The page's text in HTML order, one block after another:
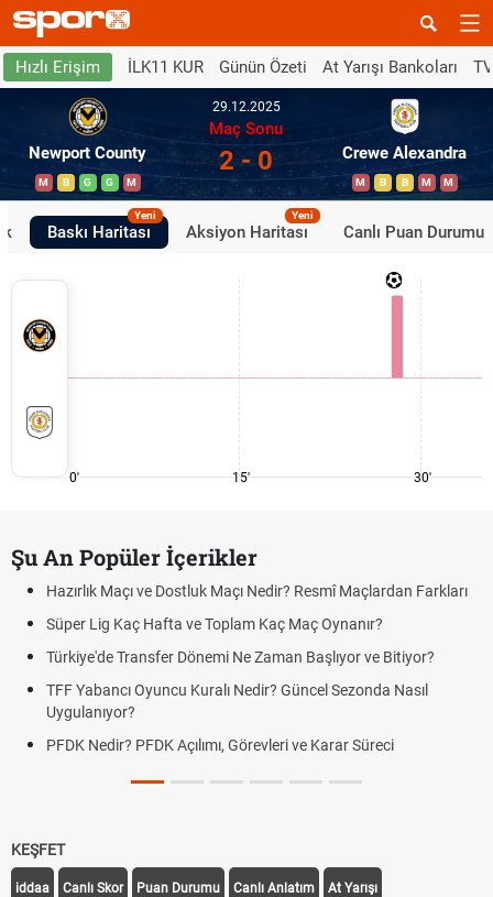
Hızlı Erişim İLK11 KUR Günün Özeti At Yarışı Bankoları
Newport County
M B G G M
29.12.2025
Maç Sonu
2 - 0 Crewe Alexandra
M B B M M
Baskı Haritası
Yeni
Aksiyon Haritası
Yeni
Canlı Puan Durumu
0' 15' 30'
Şu An Popüler İçerikler
Hazırlık Maçı ve Dostluk Maçı Nedir? Resmî Maçlardan Farkları
Süper Lig Kaç Hafta ve Toplam Kaç Maç Oynanır?
Türkiye'de Transfer Dönemi Ne Zaman Başlıyor ve Bitiyor?
TFF Yabancı Oyuncu Kuralı Nedir? Güncel Sezonda Nasıl
Uygulanıyor?
PFDK Nedir? PFDK Açılımı, Görevleri ve Karar Süreci
KEŞFET
iddaa Canlı Skor Puan Durumu Canlı Anlatım At Yarışı